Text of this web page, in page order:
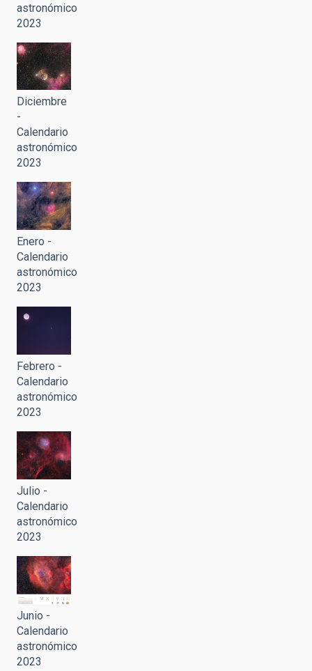
astronómico
2023
Diciembre
-
Calendario
astronómico
2023
Enero -
Calendario
astronómico
2023
Febrero -
Calendario
astronómico
2023
Julio -
Calendario
astronómico
2023
Junio -
Calendario
astronómico
2023